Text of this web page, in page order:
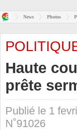
News Photos
Haute
prête
Publié le 1
N˚91026